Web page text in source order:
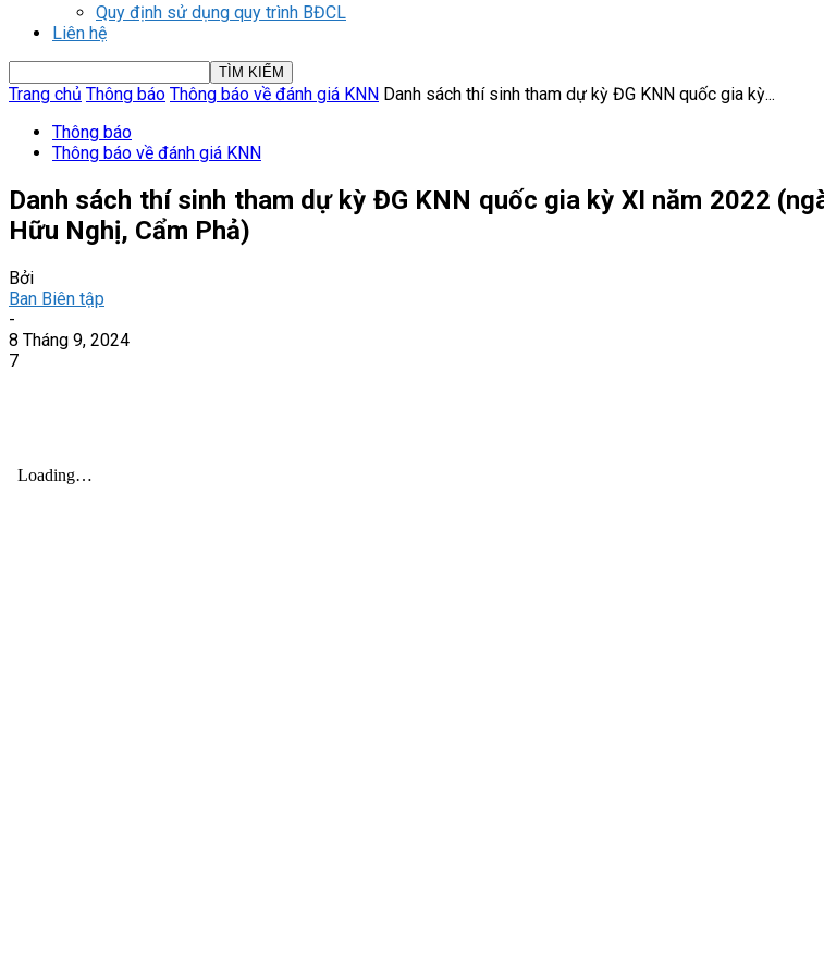
Quy định sử dụng quy trình BĐCL
Liên hệ
Trang chủ Thông báo Thông báo về đánh giá KNN Danh sách thí sinh tham dự kỳ ĐG KNN quốc gia kỳ...
Thông báo
Thông báo về đánh giá KNN
Danh sách thí sinh tham dự kỳ ĐG KNN quốc gia kỳ XI năm 2022
Hữu Nghị, Cẩm Phả)
Bởi
Ban Biên tập
-
8 Tháng 9, 2024
7